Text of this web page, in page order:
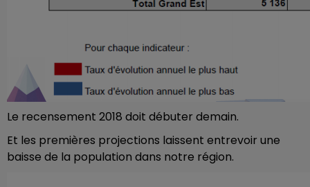
Le recensement 2018 doit débuter demain.
Et les premières projections laissent entrevoir une
baisse de la population dans notre région.